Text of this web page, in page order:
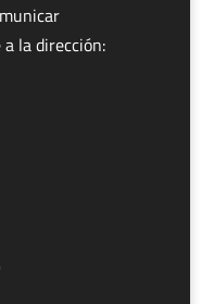
la dirección: